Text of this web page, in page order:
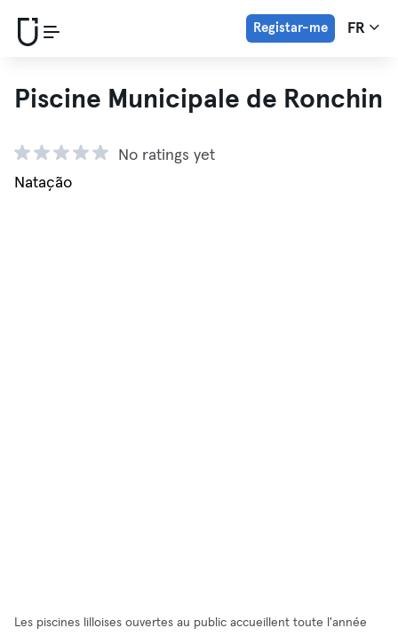
Registar-me FR
Piscine Municipale de Ronchin
No ratings yet
Natação
Les piscines lilloises ouvertes au public accueillent toute l'année